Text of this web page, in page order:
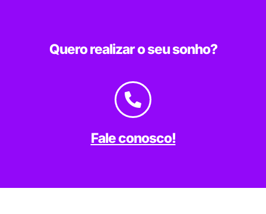
Quero realizar o seu sonho?
Fale conosco!